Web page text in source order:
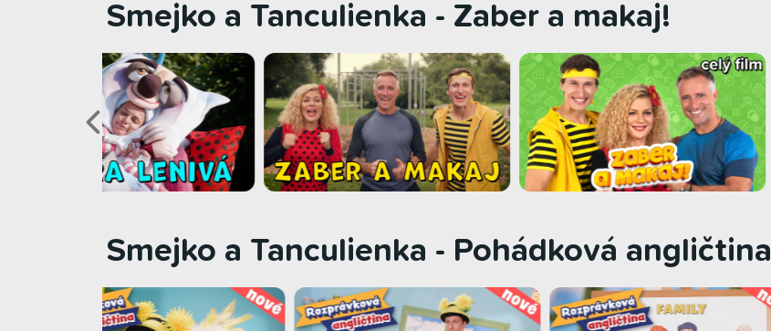
Smejko a Tanculienka - Zaber a makaj!
Smejko a Tanculienka - Pohádková angličtina